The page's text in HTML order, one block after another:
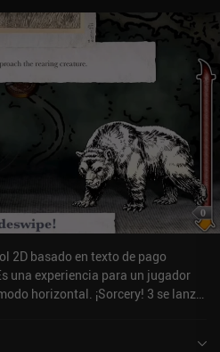
sólo se pueden conseguir jugando
anima a explorar todas las ramas
monetiza mediante un iAP de 4,99
puede jugar y disfrutar del juego a
arruinar ligeramente la
2D basado en texto de pago
una experiencia para un jugador
horizontal. ¡Sorcery! 3 se lanzó